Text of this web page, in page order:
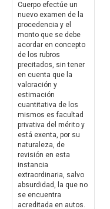
Cuerpo efectúe un
nuevo examen de la
procedencia y el
monto que se debe
acordar en concepto
de los rubros
precitados, sin tener
en cuenta que la
valoración y
estimación
cuantitativa de los
mismos es facultad
privativa del mérito y
está exenta, por su
naturaleza, de
revisión en esta
instancia
extraordinaria, salvo
absurdidad, la que no
se encuentra
acreditada en autos.